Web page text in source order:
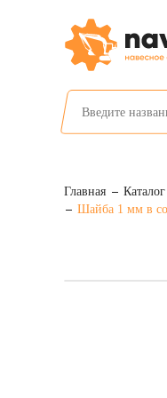
Главная Каталог
Шайба 1 мм в